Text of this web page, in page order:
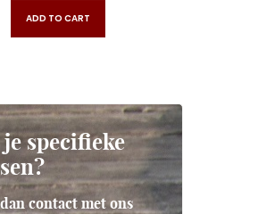
ADD TO CART
specifieke
contact met ons